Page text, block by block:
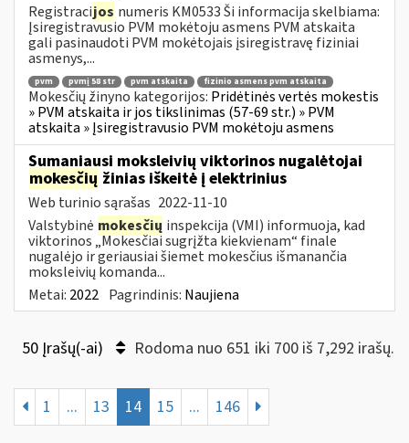
Registracijos numeris KM0533 Ši informacija skelbiama:
Įsiregistravusio PVM mokėtoju asmens PVM atskaita
gali pasinaudoti PVM mokėtojais įsiregistravę fiziniai
asmenys,...
pvm pvmį 58 str pvm atskaita fizinio asmens pvm atskaita
Mokesčių žinyno kategorijos: Pridėtinės vertės mokestis
» PVM atskaita ir jos tikslinimas (57-69 str.) » PVM
atskaita » Įsiregistravusio PVM mokėtoju asmens
Sumaniausi moksleivių viktorinos nugalėtojai
mokesčių žinias iškeitė į elektrinius
Web turinio sąrašas 2022-11-10
Valstybinė mokesčių inspekcija (VMI) informuoja, kad
viktorinos „Mokesčiai sugrįžta kiekvienam“ finale
nugalėjo ir geriausiai šiemet mokesčius išmanančia
moksleivių komanda...
Metai: 2022 Pagrindinis: Naujiena
50 Įrašų(-ai) Rodoma nuo 651 iki 700 iš 7,292 irašų.
1 ... 13 14 15 ... 146